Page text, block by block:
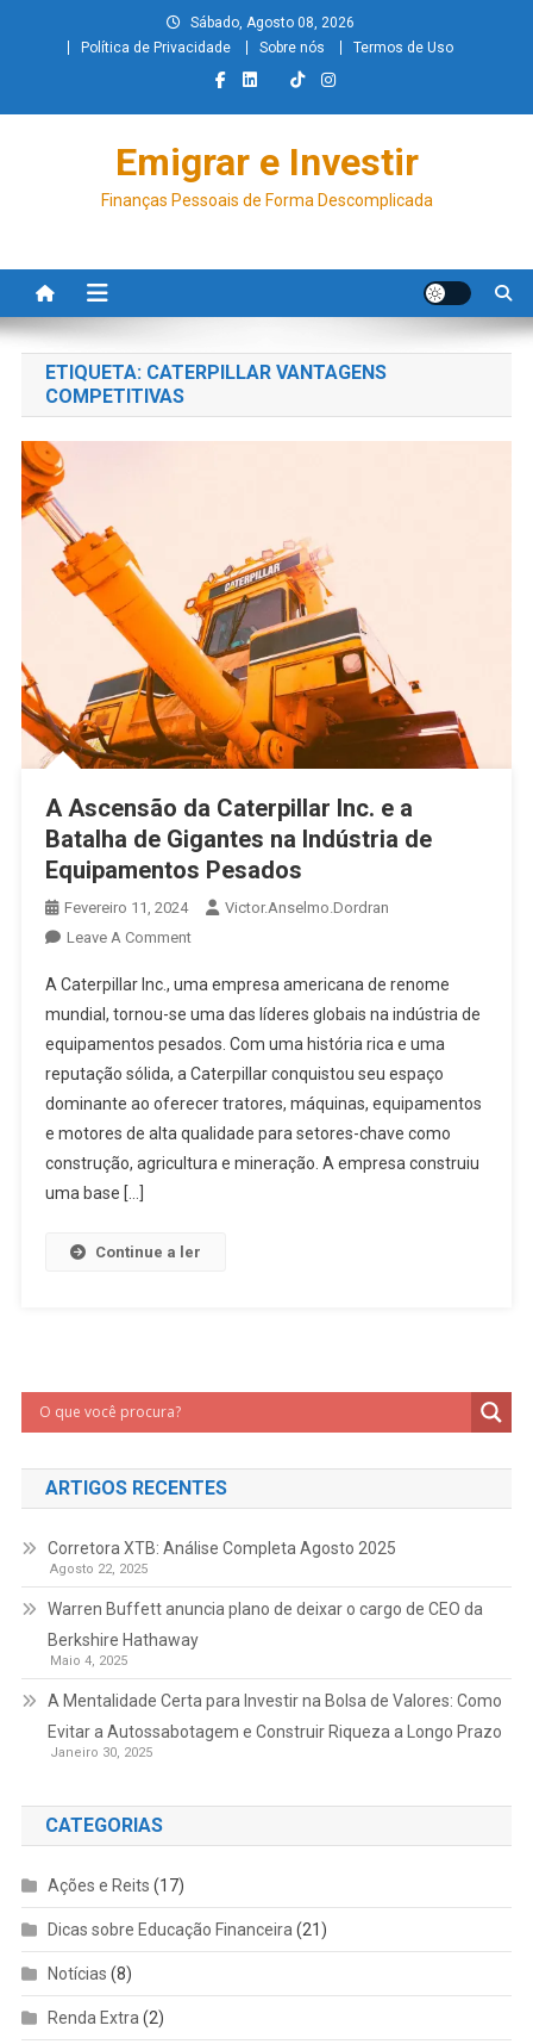
Sábado, Agosto 08, 2026
Política de Privacidade
Sobre nós Termos de Uso
Emigrar e Investir
Finanças Pessoais de Forma Descomplicada
ETIQUETA: CATERPILLAR VANTAGENS
COMPETITIVAS
A Ascensão da Caterpillar Inc. e a
Batalha de Gigantes na Indústria de
Equipamentos Pesados
Fevereiro 11, 2024
Victor.anselmo.dordran
Leave A Comment
A Caterpillar Inc., uma empresa americana de renome
mundial, tornou-se uma das líderes globais na indústria de
equipamentos pesados. Com uma história rica e uma
reputação sólida, a Caterpillar conquistou seu espaço
dominante ao oferecer tratores, máquinas, equipamentos
e motores de alta qualidade para setores-chave como
construção, agricultura e mineração. A empresa construiu
uma base […]
Continue a ler
ARTIGOS RECENTES
Corretora XTB: Análise Completa Agosto 2025
Agosto 22, 2025
Warren Buffett anuncia plano de deixar o cargo de CEO da
Berkshire Hathaway
Maio 4, 2025
A Mentalidade Certa para Investir na Bolsa de Valores: Como
Evitar a Autossabotagem e Construir Riqueza a Longo Prazo
Janeiro 30, 2025
CATEGORIAS
Ações e Reits (17)
Dicas sobre Educação Financeira (21)
Notícias (8)
Renda Extra (2)